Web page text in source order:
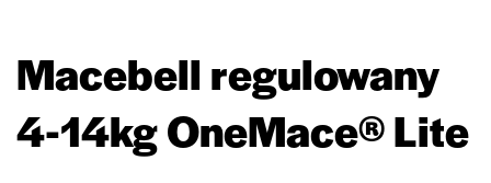
Macebell regulowany
4-14kg OneMace® Lite